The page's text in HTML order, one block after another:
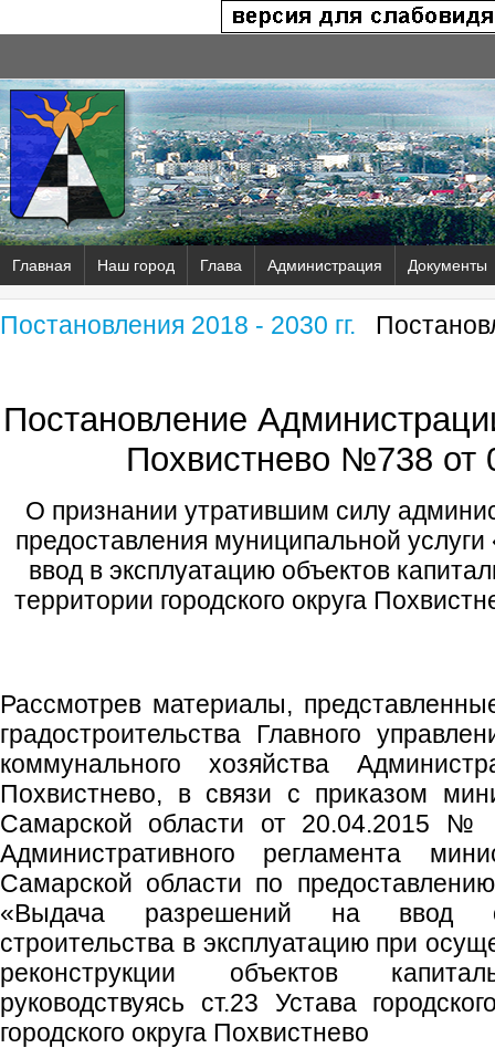
Главная Наш город Глава Администрация Документы
Постановления 2018 - 2030 гг.
Постановление
Похвистнево №738 от
О признании утратившим силу
предоставления муниципальной
ввод в эксплуатацию объектов
территории городского округа
Рассмотрев материалы,
градостроительства Главного
коммунального хозяйства
Похвистнево, в связи с приказом
Самарской области от 20.04.2015 №
Административного регламента
Самарской области по
«Выдача разрешений на ввод
строительства в эксплуатацию при
реконструкции объектов
руководствуясь ст.23 Устава
городского округа Похвистнево